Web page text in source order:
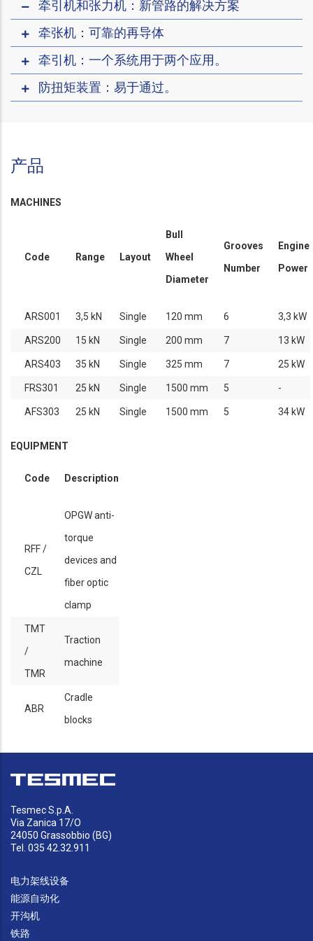
牵引机和张力机：新管路的解决方案
牵张机：可靠的再导体
牵引机：一个系统用于两个应用。
防扭矩装置：易于通过。
产品
MACHINES
Code Range Layout
Bull
Wheel
Diameter
Grooves
Number
Engine
Power
ARS001 3,5 kN Single 120 mm 6 3,3 kW
ARS200 15 kN Single 200 mm 7 13 kW
ARS403 35 kN Single 325 mm 7 25 kW
FRS301 25 kN Single 1500 mm 5 -
AFS303 25 kN Single 1500 mm 5 34 kW
EQUIPMENT
Code Description
RFF /
CZL
OPGW anti-
torque
devices and
fiber optic
clamp
TMT
/
TMR
Traction
machine
ABR
Cradle
blocks
Tesmec S.p.A.
Via Zanica 17/O
24050 Grassobbio (BG)
Tel. 035 42.32.911
电力架线设备
能源自动化
开沟机
铁路